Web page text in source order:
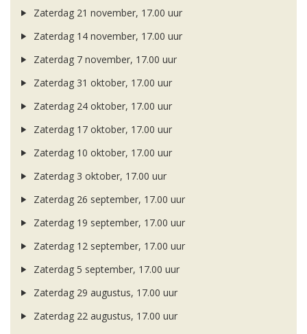
Zaterdag 21 november, 17.00 uur
Zaterdag 14 november, 17.00 uur
Zaterdag 7 november, 17.00 uur
Zaterdag 31 oktober, 17.00 uur
Zaterdag 24 oktober, 17.00 uur
Zaterdag 17 oktober, 17.00 uur
Zaterdag 10 oktober, 17.00 uur
Zaterdag 3 oktober, 17.00 uur
Zaterdag 26 september, 17.00 uur
Zaterdag 19 september, 17.00 uur
Zaterdag 12 september, 17.00 uur
Zaterdag 5 september, 17.00 uur
Zaterdag 29 augustus, 17.00 uur
Zaterdag 22 augustus, 17.00 uur